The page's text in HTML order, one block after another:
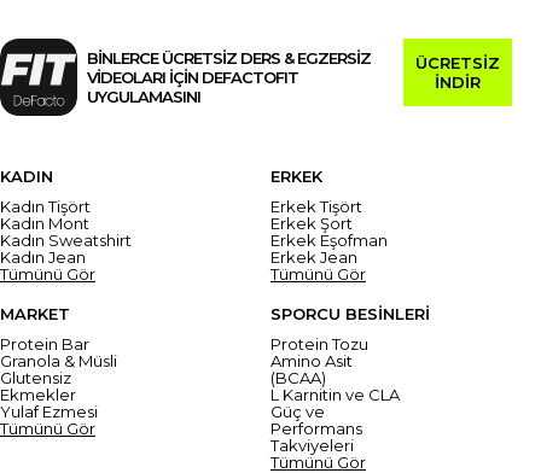
BİNLERCE ÜCRETSİZ DERS & EGZERSİZ
VİDEOLARI İÇİN DEFACTOFIT
UYGULAMASINI
ÜCRETSİZ
İNDİR
KADIN
Kadın Tişört
Kadın Mont
Kadın Sweatshirt
Kadın Jean
Tümünü Gör
ERKEK
Erkek Tişört
Erkek Şort
Erkek Eşofman
Erkek Jean
Tümünü Gör
MARKET
Protein Bar
Granola & Müsli
Glutensiz
Ekmekler
Yulaf Ezmesi
Tümünü Gör
SPORCU BESİNLERİ
Protein Tozu
Amino Asit
(BCAA)
L Karnitin ve CLA
Güç ve
Performans
Takviyeleri
Tümünü Gör